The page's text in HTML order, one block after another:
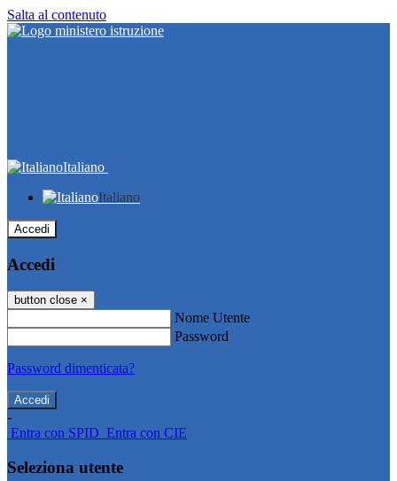
Salta al contenuto
Italiano
Italiano
Accedi
Accedi
button close ×
Nome Utente
Password
Password dimenticata?
-
Entra con SPID Entra con CIE
Seleziona utente